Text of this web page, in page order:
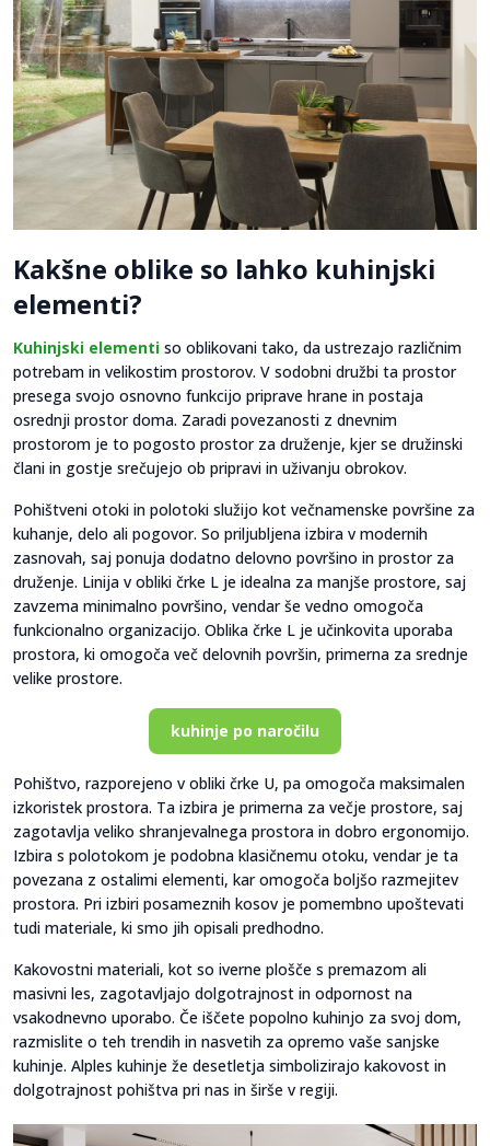
Kakšne oblike so lahko kuhinjski
elementi?
Kuhinjski elementi so oblikovani tako, da ustrezajo različnim
potrebam in velikostim prostorov. V sodobni družbi ta prostor
presega svojo osnovno funkcijo priprave hrane in postaja
osrednji prostor doma. Zaradi povezanosti z dnevnim
prostorom je to pogosto prostor za druženje, kjer se družinski
člani in gostje srečujejo ob pripravi in uživanju obrokov.
Pohištveni otoki in polotoki služijo kot večnamenske površine za
kuhanje, delo ali pogovor. So priljubljena izbira v modernih
zasnovah, saj ponuja dodatno delovno površino in prostor za
druženje. Linija v obliki črke L je idealna za manjše prostore, saj
zavzema minimalno površino, vendar še vedno omogoča
funkcionalno organizacijo. Oblika črke L je učinkovita uporaba
prostora, ki omogoča več delovnih površin, primerna za srednje
velike prostore.
kuhinje po naročilu
Pohištvo, razporejeno v obliki črke U, pa omogoča maksimalen
izkoristek prostora. Ta izbira je primerna za večje prostore, saj
zagotavlja veliko shranjevalnega prostora in dobro ergonomijo.
Izbira s polotokom je podobna klasičnemu otoku, vendar je ta
povezana z ostalimi elementi, kar omogoča boljšo razmejitev
prostora. Pri izbiri posameznih kosov je pomembno upoštevati
tudi materiale, ki smo jih opisali predhodno.
Kakovostni materiali, kot so iverne plošče s premazom ali
masivni les, zagotavljajo dolgotrajnost in odpornost na
vsakodnevno uporabo. Če iščete popolno kuhinjo za svoj dom,
razmislite o teh trendih in nasvetih za opremo vaše sanjske
kuhinje. Alples kuhinje že desetletja simbolizirajo kakovost in
dolgotrajnost pohištva pri nas in širše v regiji.